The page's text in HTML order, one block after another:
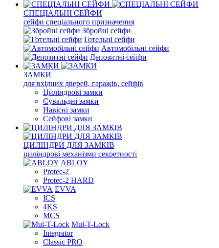
СПЕЦІАЛЬНІ СЕЙФИ
сейфи спеціального призначення
Збройні сейфи
Готельні сейфи
Автомобільні сейфи
Депозитні сейфи
ЗАМКИ
для вхідних дверей, гаражів, сейфів
Циліндрові замки
Сувальдні замки
Навісні замки
Сейфові замки
ЦИЛІНДРИ ДЛЯ ЗАМКІВ
циліндрові механізми секретності
ABLOY
Protec-2
Protec-2 HARD
EVVA
ICS
4KS
MCS
Mul-T-Lock
Integrator
Classic PRO